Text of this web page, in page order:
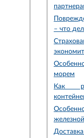
– что
морем
Как